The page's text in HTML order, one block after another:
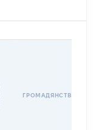
ГРОМАДЯНСТВО